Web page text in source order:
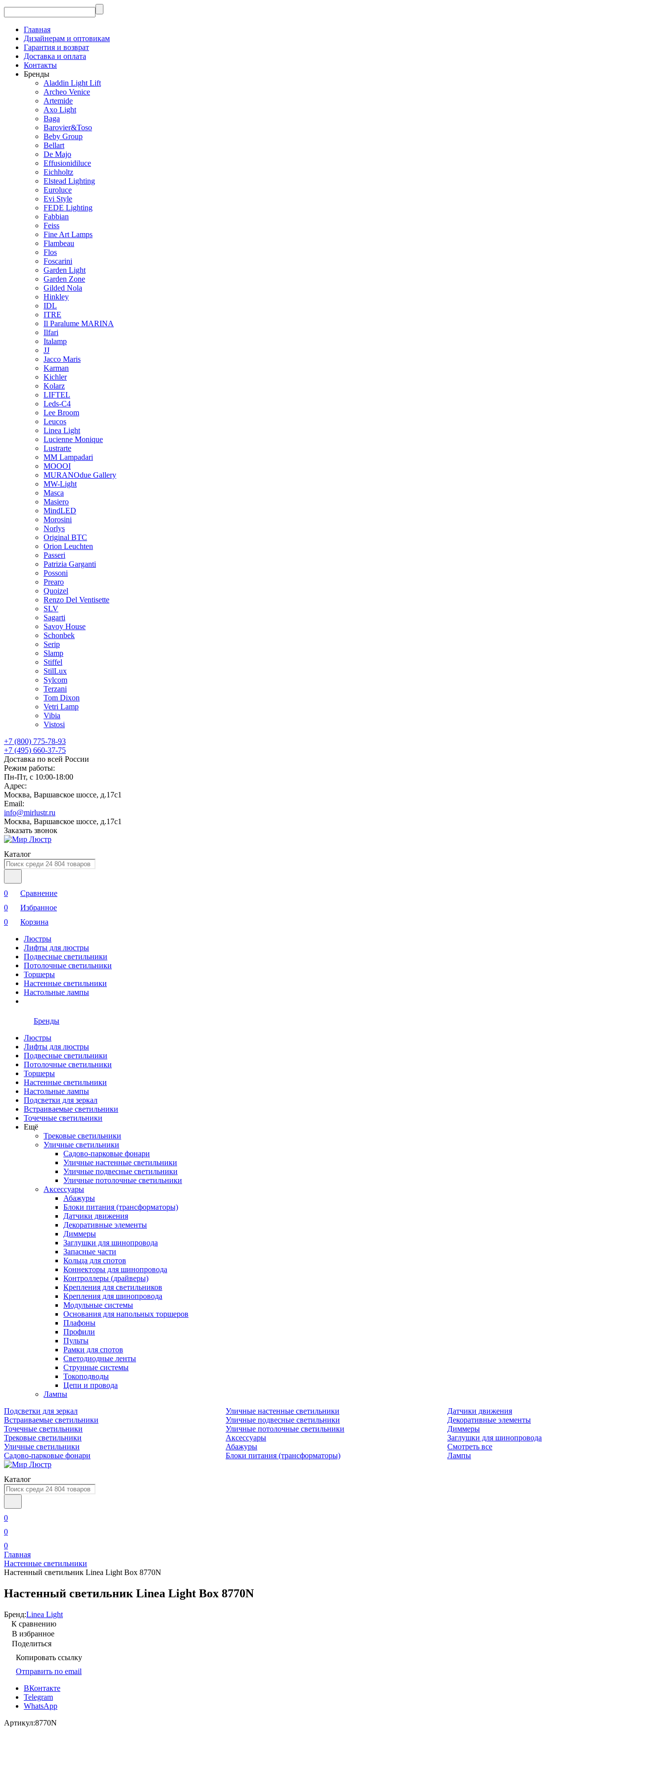
Главная
Дизайнерам и оптовикам
Гарантия и возврат
Доставка и оплата
Контакты
Бренды
Aladdin Light Lift
Archeo Venice
Artemide
Axo Light
Baga
Barovier&Toso
Beby Group
Bellart
De Majo
Effusionidiluce
Eichholtz
Elstead Lighting
Euroluce
Evi Style
FEDE Lighting
Fabbian
Feiss
Fine Art Lamps
Flambeau
Flos
Foscarini
Garden Light
Garden Zone
Gilded Nola
Hinkley
IDL
ITRE
Il Paralume MARINA
Ilfari
Italamp
JJ
Jacco Maris
Karman
Kichler
Kolarz
LIFTEL
Leds-C4
Lee Broom
Leucos
Linea Light
Lucienne Monique
Lustrarte
MM Lampadari
MOOOI
MURANOdue Gallery
MW-Light
Masca
Masiero
MindLED
Morosini
Norlys
Original BTC
Orion Leuchten
Passeri
Patrizia Garganti
Possoni
Prearo
Quoizel
Renzo Del Ventisette
SLV
Sagarti
Savoy House
Schonbek
Serip
Slamp
Stiffel
StilLux
Sylcom
Terzani
Tom Dixon
Vetri Lamp
Vibia
Vistosi
+7 (800) 775-78-93
+7 (495) 660-37-75
Доставка по всей России
Режим работы:
Пн-Пт, с 10:00-18:00
Адрес:
Москва, Варшавское шоссе, д.17c1
Email:
info@mirlustr.ru
Москва, Варшавское шоссе, д.17c1
Заказать звонок
Каталог
0
Сравнение
0
Избранное
0
Корзина
Люстры
Лифты для люстры
Подвесные светильники
Потолочные светильники
Торшеры
Настенные светильники
Настольные лампы
Бренды
Люстры
Лифты для люстры
Подвесные светильники
Потолочные светильники
Торшеры
Настенные светильники
Настольные лампы
Подсветки для зеркал
Встраиваемые светильники
Точечные светильники
Ещё
Трековые светильники
Уличные светильники
Садово-парковые фонари
Уличные настенные светильники
Уличные подвесные светильники
Уличные потолочные светильники
Аксессуары
Абажуры
Блоки питания (трансформаторы)
Датчики движения
Декоративные элементы
Диммеры
Заглушки для шинопровода
Запасные части
Кольца для спотов
Коннекторы для шинопровода
Контроллеры (драйверы)
Крепления для светильников
Крепления для шинопровода
Модульные системы
Основания для напольных торшеров
Плафоны
Профили
Пульты
Рамки для спотов
Светодиодные ленты
Струнные системы
Токоподводы
Цепи и провода
Лампы
Подсветки для зеркал
Встраиваемые светильники
Точечные светильники
Трековые светильники
Уличные светильники
Садово-парковые фонари
Уличные настенные светильники
Уличные подвесные светильники
Уличные потолочные светильники
Аксессуары
Абажуры
Блоки питания (трансформаторы)
Датчики движения
Декоративные элементы
Диммеры
Заглушки для шинопровода
Смотреть все
Лампы
Каталог
0
0
0
Главная
Настенные светильники
Настенный светильник Linea Light Box 8770N
Настенный светильник Linea Light Box 8770N
Бренд:Linea Light
К сравнению
В избранное
Поделиться
Копировать ссылку
Отправить по email
ВКонтакте
Telegram
WhatsApp
Артикул:8770N